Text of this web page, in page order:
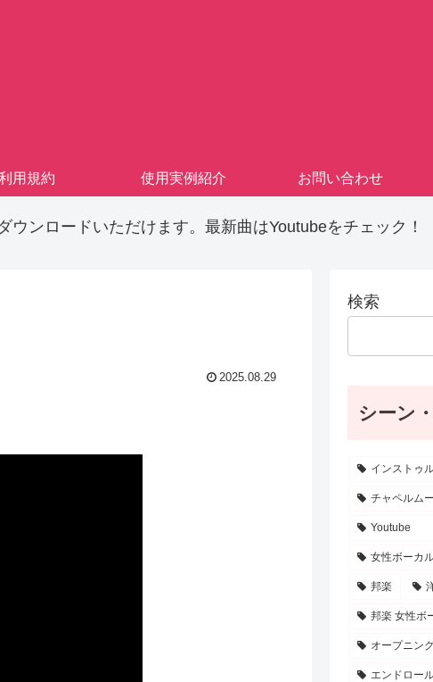
用規約 使用実例紹介 お問い合わせ
ウンロードいただけます。最新曲はYoutubeをチェック！
2025.08.29
検索
シーン
インストゥ
チャペルム
Youtube
女性ボーカ
邦楽
邦楽 女性ボ
オープニン
エンドロー